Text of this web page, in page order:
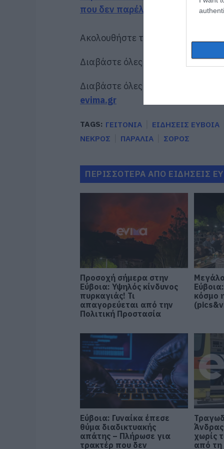
που δεν παρέλαβε
Ακολουθήστε το evima.gr στο
Διαβάστε όλες τις ειδήσεις για
Διαβάστε όλες τις
evima.gr
TAGS: ΓΕΙΤΟΝΙΑ ΕΙΔΗΣΕΙΣ ΕΥΒΟΙΑ
ΝΕΚΡΟΣ
ΠΑΡΑΛΙΑ ΣΟΡΟΣ
ΠΕΡΙΣΣΟΤΕΡΑ ΑΠΟ ΕΙΔΗΣΕΙΣ
Προσοχή σήμερα στην
Εύβοια: Υψηλός κίνδυνος
πυρκαγιάς! Τι
απαγορεύεται από την
Πολιτική Προστασία
κόσμο
Εύβοια: Γυναίκα έπεσε
θύμα διαδικτυακής
απάτης – Πλήρωσε για
τρακτέρ που δεν
χωρίς
από